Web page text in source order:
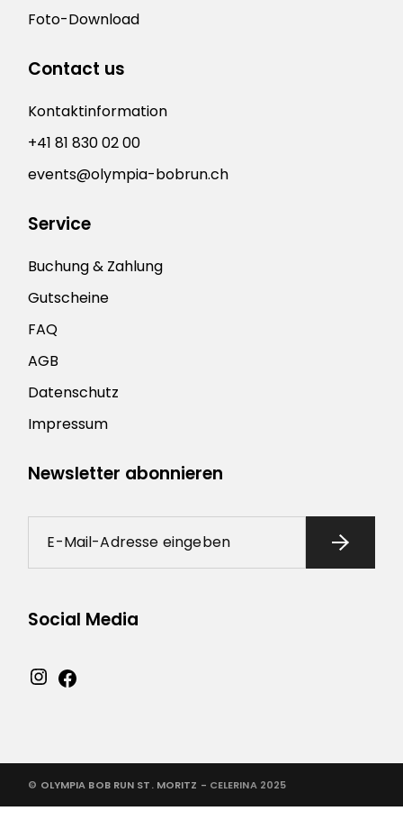
Foto-Download
Contact us
Kontaktinformation
+41 81 830 02 00
events@olympia-bobrun.ch
Service
Buchung & Zahlung
Gutscheine
FAQ
AGB
Datenschutz
Impressum
Newsletter abonnieren
Social Media
© OLYMPIA BOB RUN ST. MORITZ - CELERINA 2025